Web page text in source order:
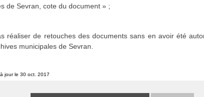
et journaux municipaux de Sevran
spécifiés :
de Sevran, cote du document » ;
réaliser de retouches des documents sans en avoir été
municipales de Sevran.
jour le 30 oct. 2017